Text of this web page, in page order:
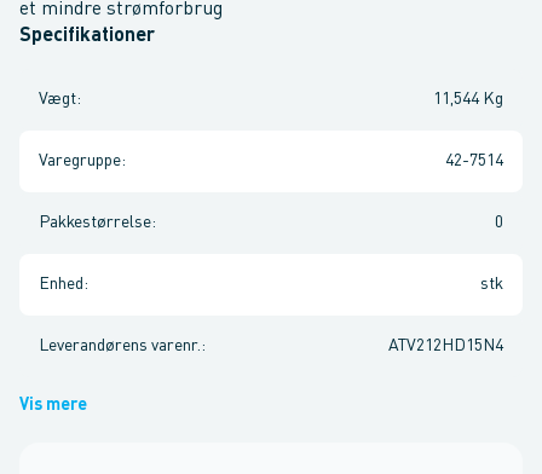
et mindre strømforbrug
Specifikationer
Vægt: 11,544 Kg
Varegruppe: 42-7514
Pakkestørrelse: 0
Enhed : stk
Leverandørens varenr. : ATV212HD15N4
Vis mere